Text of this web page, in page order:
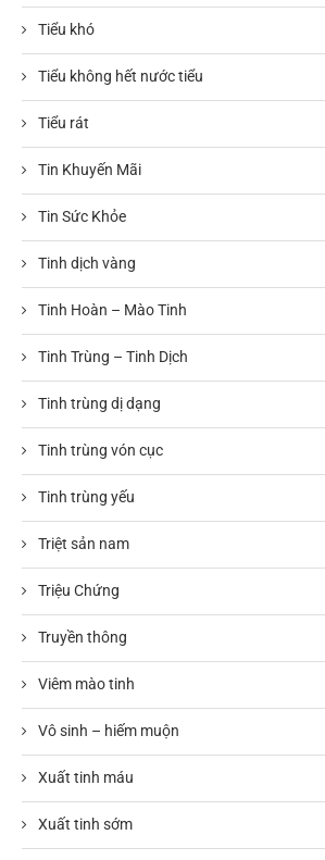
Tiểu khó
Tiểu không hết nước tiểu
Tiểu rát
Tin Khuyến Mãi
Tin Sức Khỏe
Tinh dịch vàng
Tinh Hoàn – Mào Tinh
Tinh Trùng – Tinh Dịch
Tinh trùng dị dạng
Tinh trùng vón cục
Tinh trùng yếu
Triệt sản nam
Triệu Chứng
Truyền thông
Viêm mào tinh
Vô sinh – hiếm muộn
Xuất tinh máu
Xuất tinh sớm